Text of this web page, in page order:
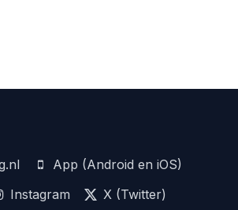
App (Android en iOS)
Instagram
X (Twitter)